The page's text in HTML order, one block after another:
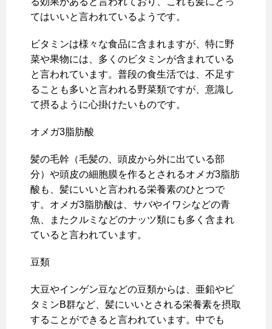
てはいいと言われているようです。
ビタミンは様々な食品に含まれますが、特に野
菜や果物には、多くのビタミンが含まれている
と言われています。普段の食生活では、不足す
ることも多いと言われる野菜類ですが、意識し
て摂るように心掛けたいものです。
オメガ3脂肪酸
髪の毛幹（毛髪の、頭皮から外に出ている部
分）や頭皮の細胞膜を作るとされるオメガ3脂肪
酸も、髪にいいと言われる栄養素のひとつで
す。オメガ3脂肪酸は、サバやイワシなどの青
魚、またクルミなどのナッツ類にも多く含まれ
ていると言われています。
豆類
大豆やインゲン豆などの豆類からは、亜鉛やビ
タミンB群など、髪にいいとされる栄養素を摂取
することができると言われています。中でも